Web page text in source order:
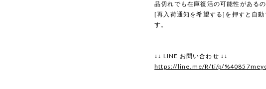
品切れでも在庫復活の可能性がある
[再入荷通知を希望する]を押すと自動
す。
↓↓ LINE お問い合わせ ↓↓
https://line.me/R/ti/p/